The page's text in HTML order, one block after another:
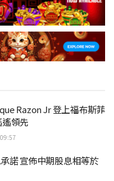
Razon Jr 登上福布斯菲
領先
諾 宣佈中期股息相等於